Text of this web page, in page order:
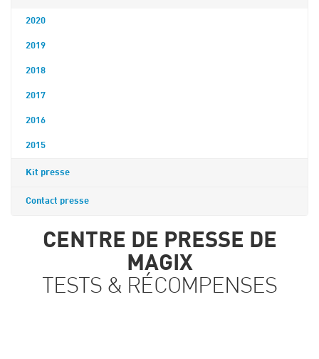
2020
2019
2018
2017
2016
2015
Kit presse
Contact presse
CENTRE DE PRESSE DE
MAGIX
TESTS & RÉCOMPENSES